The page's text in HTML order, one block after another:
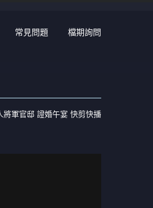
常見問題 檔期詢問
將軍官邸 證婚午宴 快剪快播